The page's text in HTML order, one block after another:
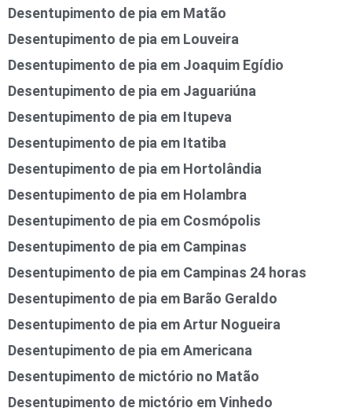
Desentupimento de pia em Matão
Desentupimento de pia em Louveira
Desentupimento de pia em Joaquim Egídio
Desentupimento de pia em Jaguariúna
Desentupimento de pia em Itupeva
Desentupimento de pia em Itatiba
Desentupimento de pia em Hortolândia
Desentupimento de pia em Holambra
Desentupimento de pia em Cosmópolis
Desentupimento de pia em Campinas
Desentupimento de pia em Campinas 24 horas
Desentupimento de pia em Barão Geraldo
Desentupimento de pia em Artur Nogueira
Desentupimento de pia em Americana
Desentupimento de mictório no Matão
Desentupimento de mictório em Vinhedo